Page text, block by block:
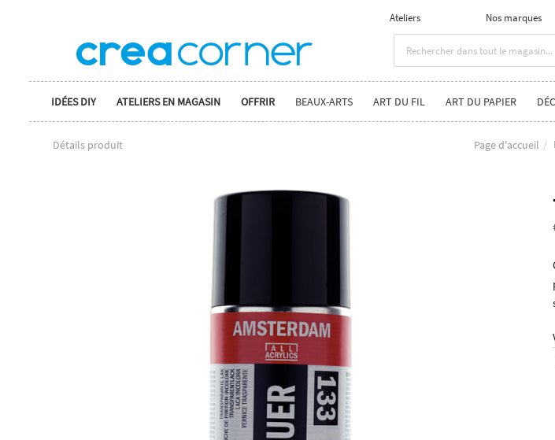
Ateliers Nos marques
IDÉES DIY ATELIERS EN MAGASIN OFFRIR BEAUX-ARTS ART DU FIL ART DU PAPIER
Détails produit Page d'accueil